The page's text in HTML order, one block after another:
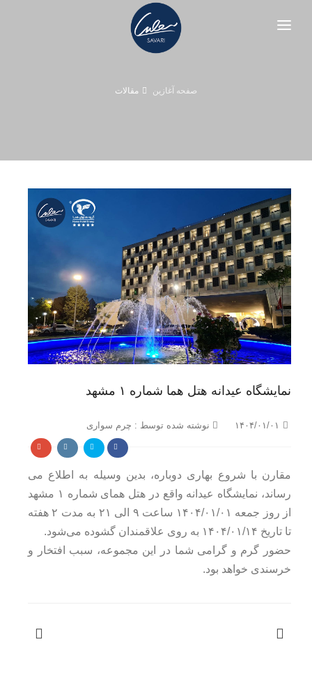
نوت بوک ( دفتر یادداشت ) سری S-17
نوت بوک ( دفتر یادداشت ) سری S-18
ژورنال جیبی سری S-20 مدل سفیر
ژورنال جیبی سری S-19
ژورنال جیبی سری S-21
ژورنال جیبی سری S-22
ژورنال جیبی سری S-23
ژورنال جیبی سری S-26
کیف پورتفولیو سری S-24
کیف های قلم چرم طبیعی
جاقلمی و کیف قلم سری S-12
جاقلمی و کیف قلم سری S-13
جاقلمی و کیف قلم سری S-14
جاقلمی و کیف قلم سری S-15
قلم های خاص
ورود اعضا
ارتباط با ما
صفحه آغازین مقالات
نمایشگاه عیدانه هتل هما شماره ۱ مشهد
۱۴۰۴/۰۱/۰۱ نوشته شده توسط : چرم سواری
مقارن با شروع بهاری دوباره، بدین وسیله به اطلاع می
رساند، نمایشگاه عیدانه واقع در هتل همای شماره ۱ مشهد
از روز جمعه ۱۴۰۴/۰۱/۰۱ ساعت ۹ الی ۲۱ به مدت ۲ هفته
تا تاریخ ۱۴۰۴/۰۱/۱۴ به روی علاقمندان گشوده می‌شود.
حضور گرم و گرامی شما در این مجموعه، سبب افتخار و
خرسندی خواهد بود.